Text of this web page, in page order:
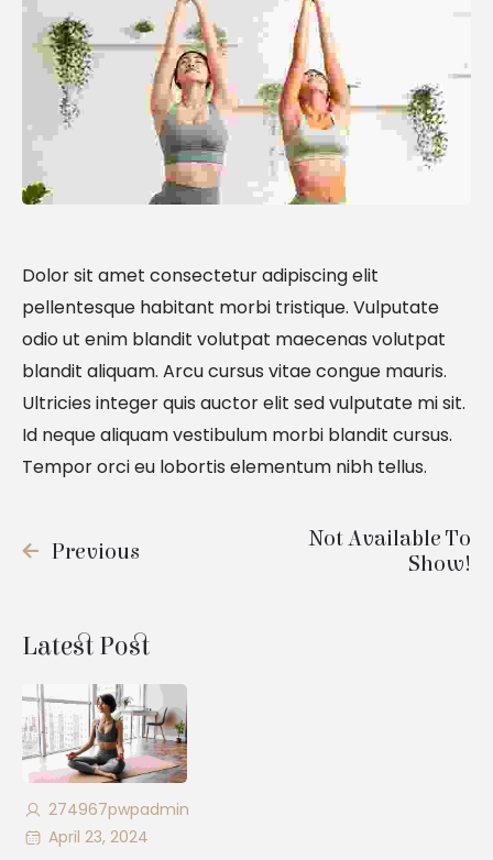
Dolor sit amet consectetur adipiscing elit
pellentesque habitant morbi tristique. Vulputate
odio ut enim blandit volutpat maecenas volutpat
blandit aliquam. Arcu cursus vitae congue mauris.
Ultricies integer quis auctor elit sed vulputate mi sit.
Id neque aliquam vestibulum morbi blandit cursus.
Tempor orci eu lobortis elementum nibh tellus.
Previous
Not Available To
Show!
Latest Post
April 23, 2024
274967pwpadmin